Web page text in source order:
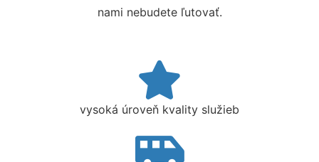
nami nebudete ľutovať.
vysoká úroveň kvality služieb